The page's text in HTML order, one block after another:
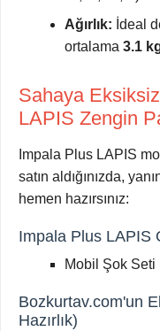
Ağırlık: İdeal
ortalama 3.1
Sahaya
LAPIS Zengin
Impala Plus LAPIS
satın aldığınızda,
hemen hazırsınız:
Impala Plus LAPIS
Mobil Şok Seti
Bozkurtav.com'un
Hazırlık)